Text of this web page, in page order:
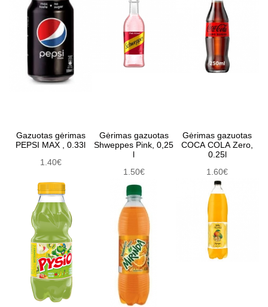
Gazuotas gėrimas
PEPSI MAX , 0.33l
1.40€
Gėrimas gazuotas
Shweppes Pink, 0,25
l
1.50€
Gėrimas gazuotas
COCA COLA Zero,
0.25l
1.60€